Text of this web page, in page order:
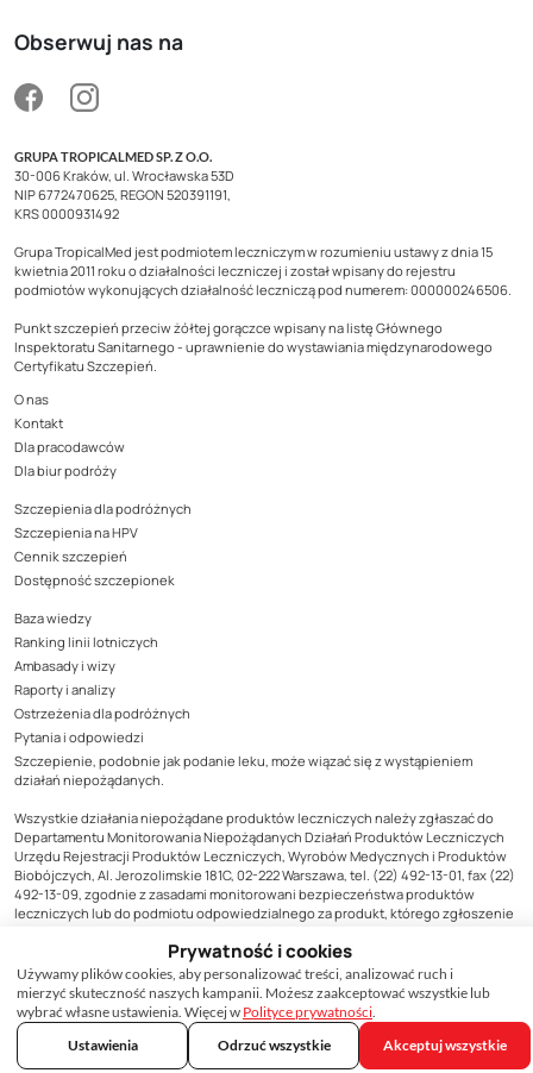
Obserwuj nas na
GRUPA TROPICALMED SP. Z O.O.
30-006 Kraków, ul. Wrocławska 53D
NIP 6772470625, REGON 520391191,
KRS 0000931492
Grupa TropicalMed jest podmiotem leczniczym w rozumieniu ustawy z dnia 15
kwietnia 2011 roku o działalności leczniczej i został wpisany do rejestru
podmiotów wykonujących działalność leczniczą pod numerem: 000000246506.
Punkt szczepień przeciw żółtej gorączce wpisany na listę Głównego
Inspektoratu Sanitarnego - uprawnienie do wystawiania międzynarodowego
Certyfikatu Szczepień.
O nas
Kontakt
Dla pracodawców
Dla biur podróży
Szczepienia dla podróżnych
Szczepienia na HPV
Cennik szczepień
Dostępność szczepionek
Baza wiedzy
Ranking linii lotniczych
Ambasady i wizy
Raporty i analizy
Ostrzeżenia dla podróżnych
Pytania i odpowiedzi
Szczepienie, podobnie jak podanie leku, może wiązać się z wystąpieniem
działań niepożądanych.
Wszystkie działania niepożądane produktów leczniczych należy zgłaszać do
Departamentu Monitorowania Niepożądanych Działań Produktów Leczniczych
Urzędu Rejestracji Produktów Leczniczych, Wyrobów Medycznych i Produktów
Biobójczych, Al. Jerozolimskie 181C, 02-222 Warszawa, tel. (22) 492-13-01, fax (22)
492-13-09, zgodnie z zasadami monitorowani bezpieczeństwa produktów
leczniczych lub do podmiotu odpowiedzialnego za produkt, którego zgłoszenie
dostępny jest na stronie Urzędu www.urpl.gov.pl.
Treści zamieszczone w materiale mają wyłącznie charakter informacyjny, nie
mogą być traktowane jako forma konsultacji medycznej i nie mogą zastąpić
konsultacji lekarza, do którego należy ostateczna decyzja o sposobie i zakresie
stosowanego leczenia.
Prywatność i cookies
Używamy plików cookies, aby personalizować treści, analizować ruch i
mierzyć skuteczność naszych kampanii. Możesz zaakceptować wszystkie lub
wybrać własne ustawienia. Więcej w Polityce prywatności.
Ustawienia
Odrzuć wszystkie Akceptuj wszystkie